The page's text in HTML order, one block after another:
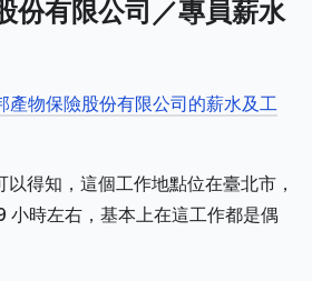
份有限公司／專員薪水
產物保險股份有限公司的薪水及工
得知，這個工作地點位在臺北市，
小時左右，基本上在這工作都是偶